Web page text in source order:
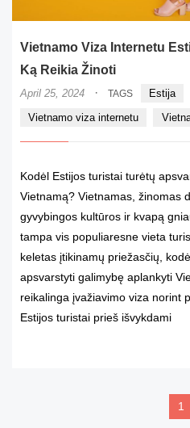
Vietnamo Viza Internetu
Ką Reikia Žinoti
April 25, 2024 · TAGS Estija
Vietnamo viza internetu
Kodėl Estijos turistai turėtų
Vietnamą? Vietnamas, žinomas
gyvybingos kultūros ir kvapą
tampa vis populiaresne vieta
keletas įtikinamų priežasčių,
apsvarstyti galimybę aplankyti
reikalinga įvažiavimo viza norint
Estijos turistai prieš išvykdami
1